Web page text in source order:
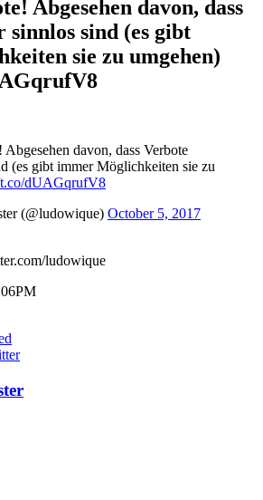
Abgesehen davon, dass
sinnlos sind (es gibt
sie zu umgehen)
Abgesehen davon, dass Verbote
(es gibt immer Möglichkeiten sie zu
dUAGqrufV8
(@ludowique) October 5, 2017
ludowique